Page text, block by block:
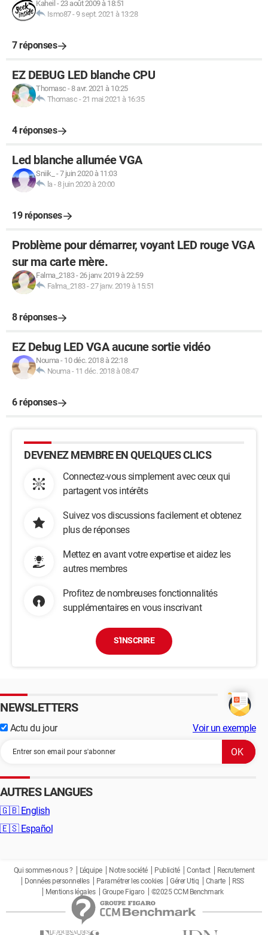
Kaheil -23 août 2009 à 18:51
Ismo87-9 sept. 2021 à 13:28
7 réponses
EZ DEBUG LED blanche CPU
Thomasc -8 avr. 2021 à 10:25
Thomasc -21 mai 2021 à 16:35
4 réponses
Led blanche allumée VGA
Sniik_ -7 juin 2020 à 11:03
la - 8 juin 2020 à 20:00
19 réponses
Problème pour démarrer, voyant LED rouge VGA
sur ma carte mère.
Falma_2183-26 janv. 2019 à 22:59
Falma_2183-27 janv. 2019 à 15:51
8 réponses
EZ Debug LED VGA aucune sortie vidéo
Nouma- 10 déc. 2018 à 22:18
Nouma - 11 déc. 2018 à 08:47
6 réponses
DEVENEZ MEMBRE EN QUELQUES CLICS
Connectez-vous simplement avec ceux qui
partagent vos intérêts
Suivez vos discussions facilement et obtenez
plus de réponses
Mettez en avant votre expertise et aidez les
autres membres
Profitez de nombreuses fonctionnalités
supplémentaires en vous inscrivant
S'INSCRIRE
NEWSLETTERS
Actu du jour Voir un exemple
AUTRES LANGUES
🇬🇧 English
🇪🇸 Español
Qui sommes-nous ? L'équipe Notre société Publicité Contact
Recrutement
Données personnelles
Paramétrer les cookies Gérer Utiq Charte
RSS
Mentions légales
Groupe Figaro ©2025 CCM Benchmark